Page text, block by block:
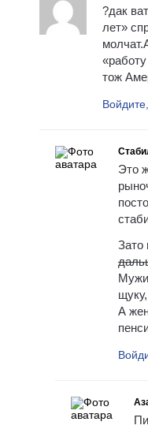
?дак
лет»
тож
Это
Зато
А